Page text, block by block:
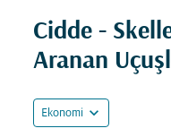
Cidde -
Aranan
Ekonomi expand_more
Fırsatları bulmak